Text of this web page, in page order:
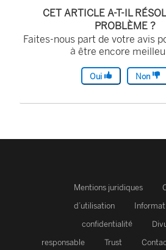
u
n
e
n
o
u
e
e
e
CET ARTICLE A-T-IL
PROBLÈME ?
Faites-nous part de votre avis
à être encore
Oui Non
Mentions juridiques
d’utilisation
confidentialité
responsable
Trust